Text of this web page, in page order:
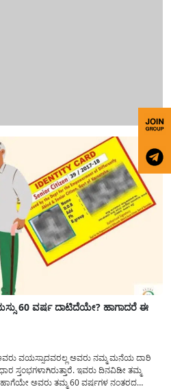
60 ವರ್ಷ ದಾಟಿದೆಯೇ? ಹಾಗಾದರೆ ಈ
ವಯಸ್ಸಾದವರಲ್ಲ ಅವರು ನಮ್ಮ ಮನೆಯ ದಾರಿ
ಸ್ತಂಭಗಳಾಗಿರುತ್ತಾರೆ. ಇವರು ದಿನವಿಡೀ ತಮ್ಮ
ಹಾಗೆಯೇ ಅವರು ತಮ್ಮ 60 ವರ್ಷಗಳ ನಂತರದ